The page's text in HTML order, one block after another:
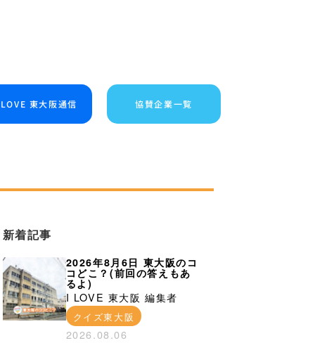
東大阪通信 協賛企業一覧
新着記事
2026年8月6日 東大阪のコ
コどこ？(前回の答えもあ
るよ)
I LOVE 東大阪 編集者
クイズ東大阪
2026.08.06